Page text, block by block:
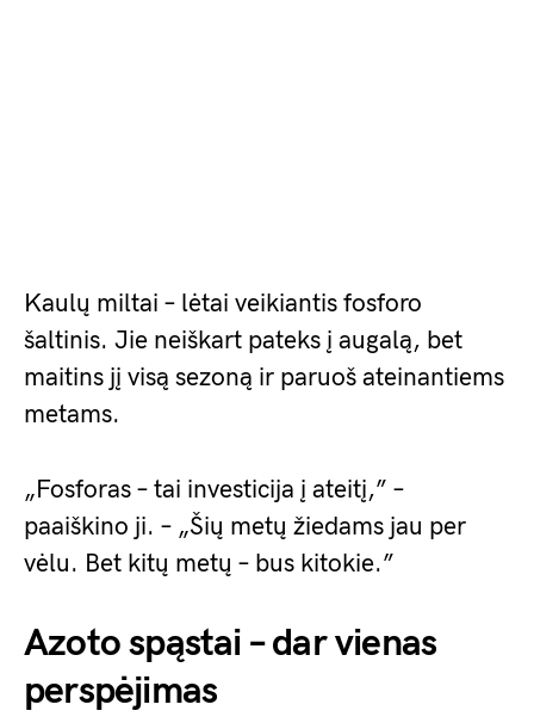
Kaulų miltai – lėtai veikiantis fosforo
šaltinis. Jie neiškart pateks į augalą, bet
maitins jį visą sezoną ir paruoš ateinantiems
metams.
„Fosforas – tai investicija į ateitį,” –
paaiškino ji. – „Šių metų žiedams jau per
vėlu. Bet kitų metų – bus kitokie.”
Azoto spąstai – dar vienas
perspėjimas